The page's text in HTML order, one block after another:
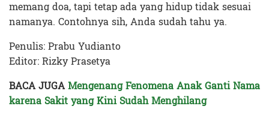
memang doa, tapi tetap ada yang hidup tidak sesuai
namanya. Contohnya sih, Anda sudah tahu ya.
Penulis: Prabu Yudianto
Editor: Rizky Prasetya
BACA JUGAMengenang Fenomena Anak Ganti Nama
karena Sakit yang Kini Sudah Menghilang